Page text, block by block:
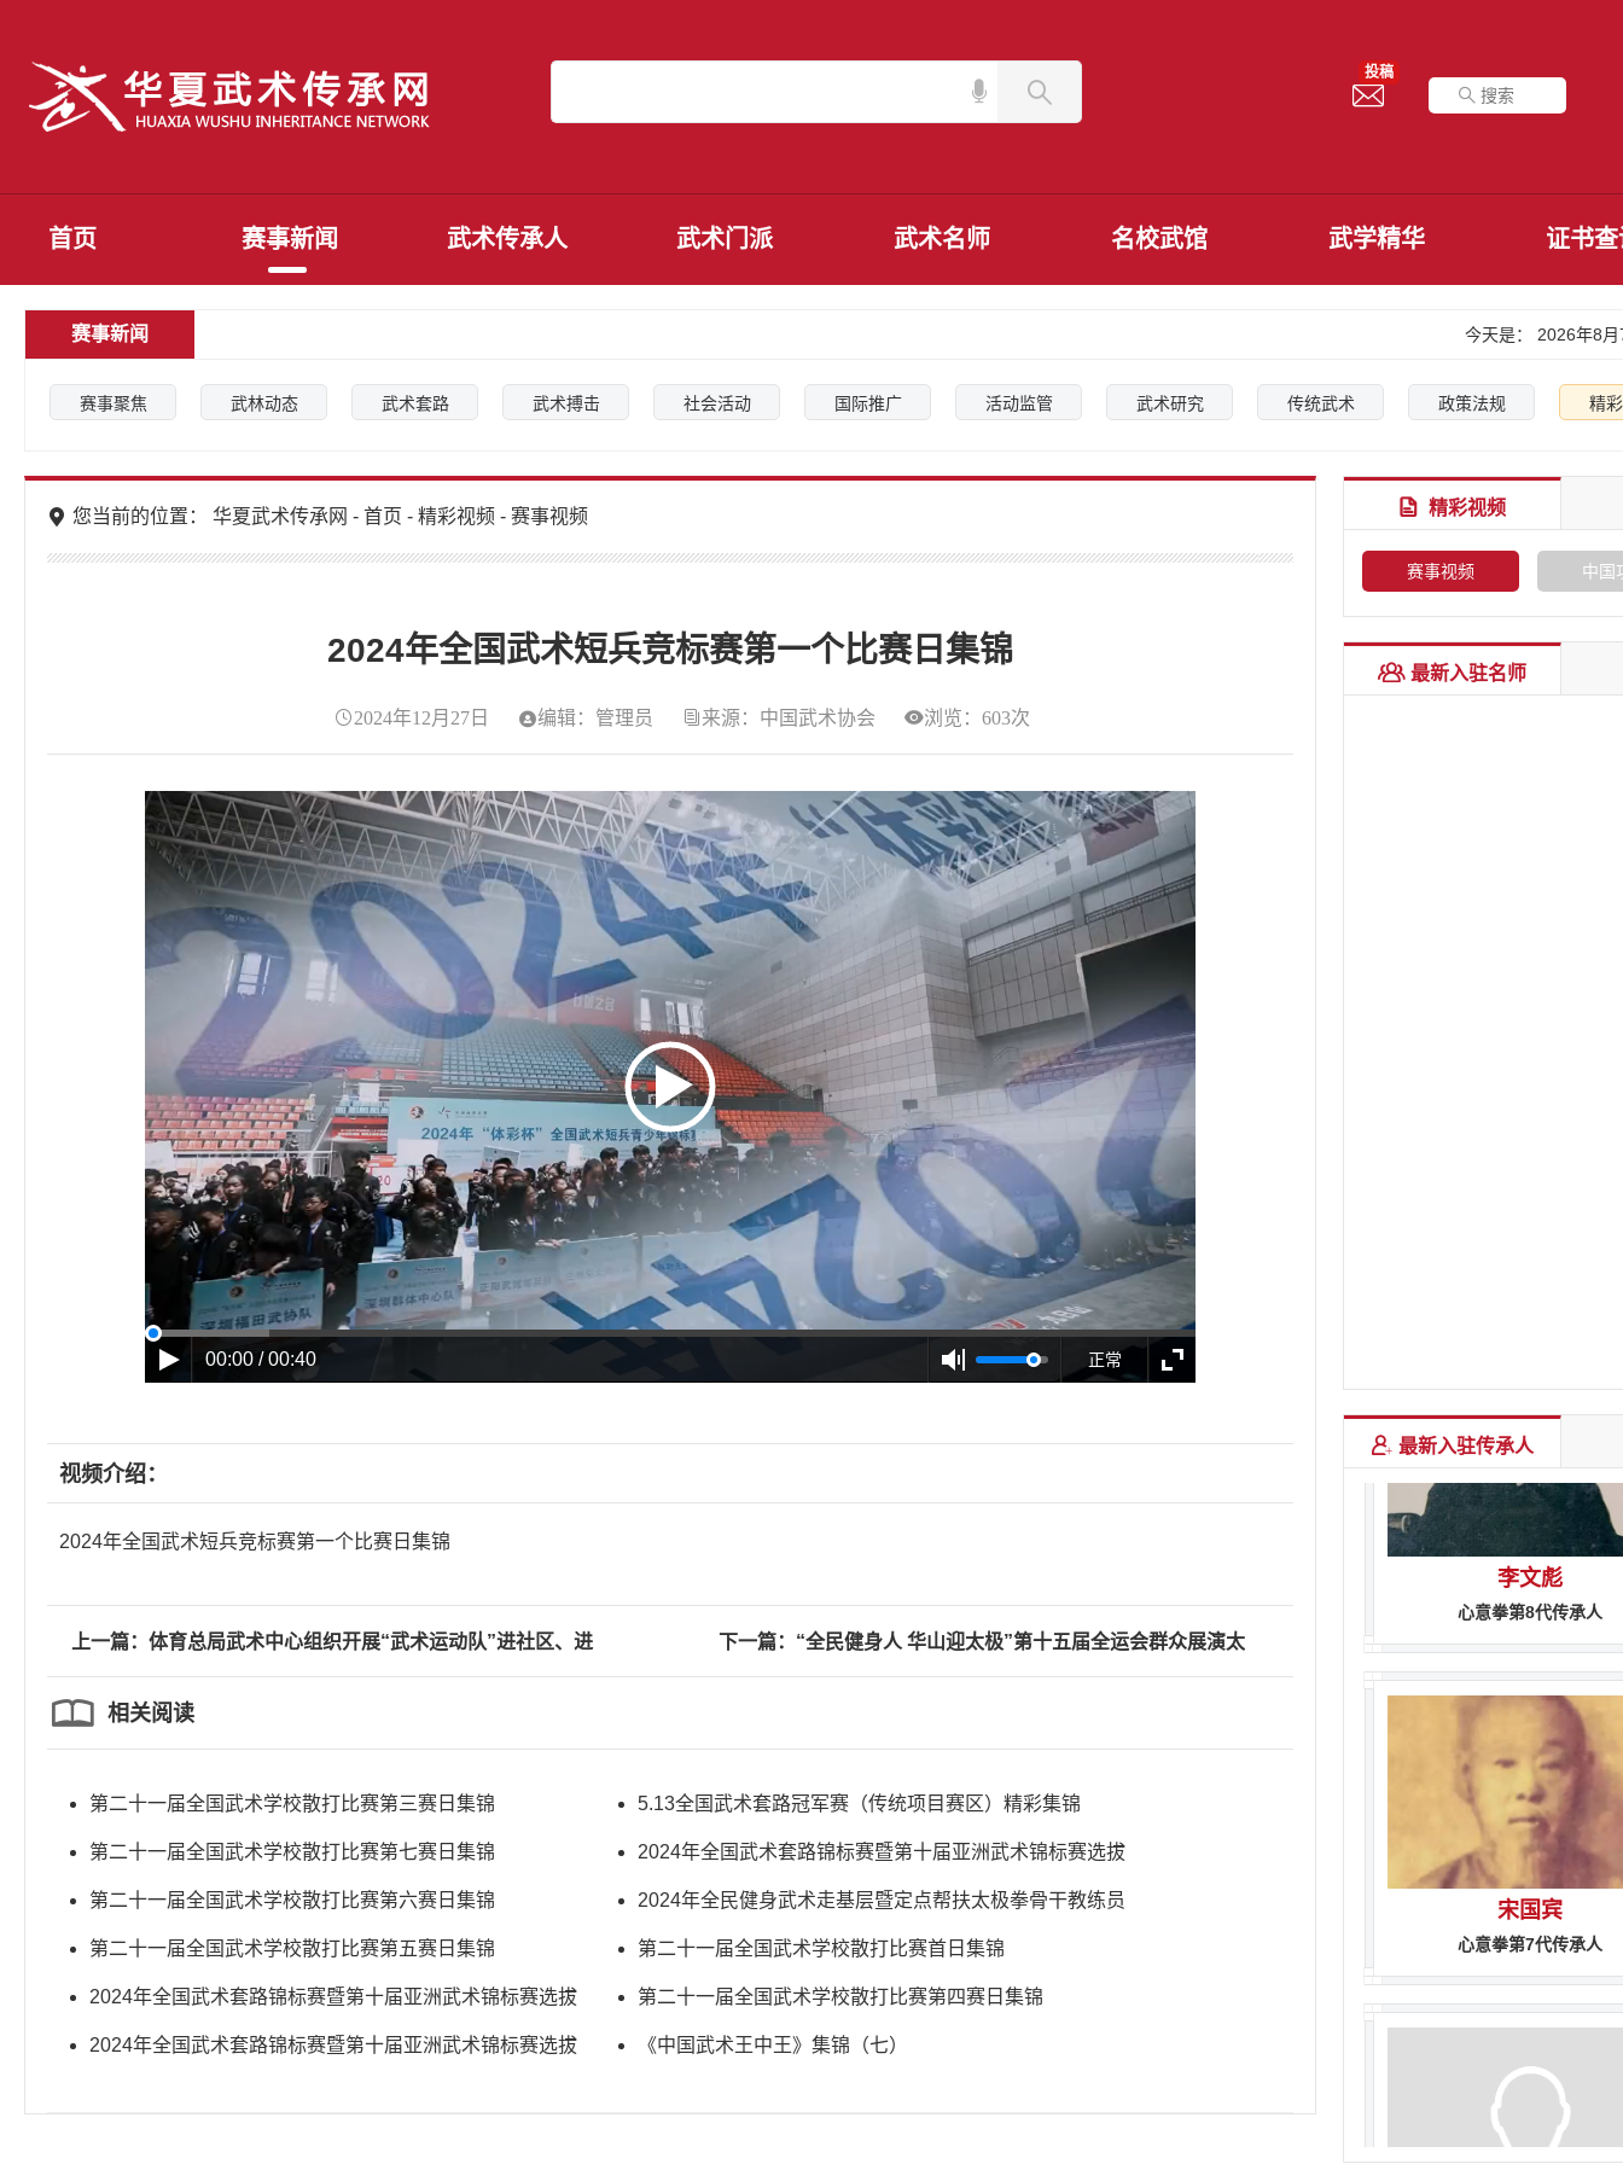
投稿
首页 赛事新闻 武术传承人 武术门派 武术名师 名校武馆 武学精华 证书
赛事新闻 今天是： 2026年8
赛事聚焦 武林动态 武术套路 武术搏击 社会活动 国际推广 活动监管 武术研究 传统武术 政策法规 精
您当前的位置： 华夏武术传承网 - 首页 - 精彩视频 - 赛事视频
2024年全国武术短兵竞标赛第一个比赛日集锦
2024年12月27日 编辑：管理员 来源：中国武术协会 浏览：603次
00:00 / 00:40 正常
视频介绍：
2024年全国武术短兵竞标赛第一个比赛日集锦
上一篇：体育总局武术中心组织开展“武术运动队”进社区、进
景区全民健身指导服务工作
下一篇：“全民健身人 华山迎太极”第十五届全运会群众展演太
相关阅读
第二十一届全国武术学校散打比赛第三赛日集锦 5.13全国武术套路冠军赛（传统项目赛区）精彩集锦
第二十一届全国武术学校散打比赛第七赛日集锦
2024年全国武术套路锦标赛暨第十届亚洲武术锦标赛选拔
赛 第五比赛日视频集锦
第二十一届全国武术学校散打比赛第六赛日集锦
2024年全民健身武术走基层暨定点帮扶太极拳骨干教练员
培训班（代县站）圆满结业
第二十一届全国武术学校散打比赛第五赛日集锦 第二十一届全国武术学校散打比赛首日集锦
2024年全国武术套路锦标赛暨第十届亚洲武术锦标赛选拔
赛 第四比赛日视频集锦
第二十一届全国武术学校散打比赛第四赛日集锦
2024年全国武术套路锦标赛暨第十届亚洲武术锦标赛选拔
《中国武术王中王》集锦（七）
精彩视频
赛事视频 中国
最新入驻名师
最新入驻传承人
李文彪
心意拳第8代传承人
心意拳第7代传承人
心意拳第3代传承人
心意拳第2代传承人